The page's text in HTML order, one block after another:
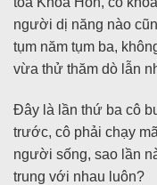
người dị năng nào
tụm năm tụm ba,
vừa thử thăm dò lẫn
Đây là lần thứ ba cô
trước, cô phải chạy
người sống, sao lần
trung với nhau luôn?